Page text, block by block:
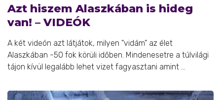
Azt hiszem Alaszkában is hideg
van! – VIDEÓK
A két videón azt látjátok, milyen "vidám" az élet
Alaszkában -50 fok körüli időben. Mindenesetre a túlvilági
tájon kívül legalább lehet vizet fagyasztani amint ...